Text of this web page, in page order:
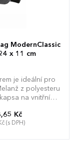
ModernClassic
x 11 cm
je ideální pro
z polyesteru
na vnitřní
chlopeň se
bez
Kč
(s DPH)